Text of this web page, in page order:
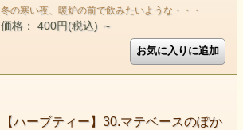
冬の寒い夜、暖炉の前で飲みたいような・・・
価格： 400円(税込) ～
【ハーブティー】30.マテベースのぽか